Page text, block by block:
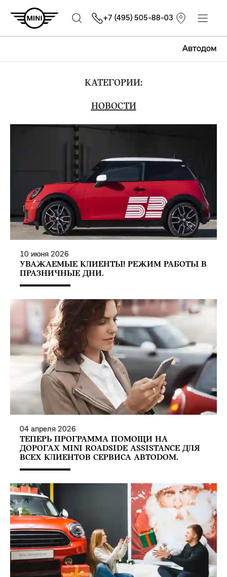
Автодом
+7 (495) 505-88-03
КАТЕГОРИИ:
НОВОСТИ
10 июня 2026
УВАЖАЕМЫЕ КЛИЕНТЫ! РЕЖИМ РАБОТЫ В
ПРАЗНИЧНЫЕ ДНИ.
04 апреля 2026
ТЕПЕРЬ ПРОГРАММА ПОМОЩИ НА
ДОРОГАХ MINI ROADSIDE ASSISTANCE ДЛЯ
ВСЕХ КЛИЕНТОВ СЕРВИСА АВТОDOM.